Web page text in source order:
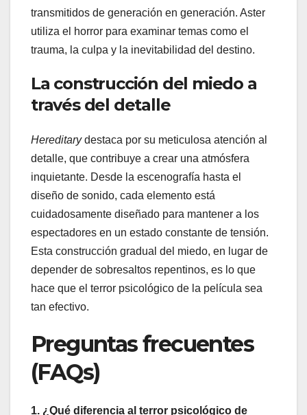
transmitidos de generación en generación. Aster
utiliza el horror para examinar temas como el
trauma, la culpa y la inevitabilidad del destino.
La construcción del miedo a
través del detalle
Hereditarydestaca por su meticulosa atención al
detalle, que contribuye a crear una atmósfera
inquietante. Desde la escenografía hasta el
diseño de sonido, cada elemento está
cuidadosamente diseñado para mantener a los
espectadores en un estado constante de tensión.
Esta construcción gradual del miedo, en lugar de
depender de sobresaltos repentinos, es lo que
hace que el terror psicológico de la película sea
tan efectivo.
Preguntas frecuentes
(FAQs)
1. ¿Qué diferencia al terror psicológico de